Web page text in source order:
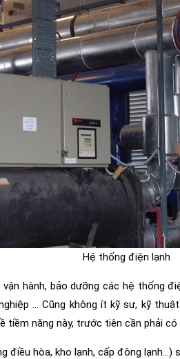
Hệ thống điện lạnh
hành, bảo dưỡng các hệ thống
… Cũng không ít kỹ sư, kỹ
năng này, trước tiên cần phải
hòa, kho lạnh, cấp đông